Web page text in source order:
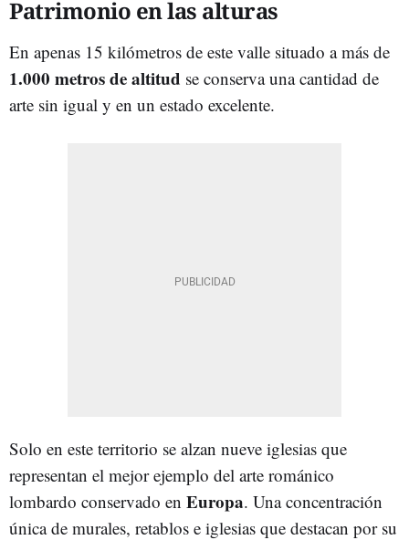
Patrimonio en las alturas
En apenas 15 kilómetros de este valle situado a más de
1.000 metros de altitud se conserva una cantidad de
arte sin igual y en un estado excelente.
Solo en este territorio se alzan nueve iglesias que
representan el mejor ejemplo del arte románico
lombardo conservado en Europa. Una concentración
única de murales, retablos e iglesias que destacan por su